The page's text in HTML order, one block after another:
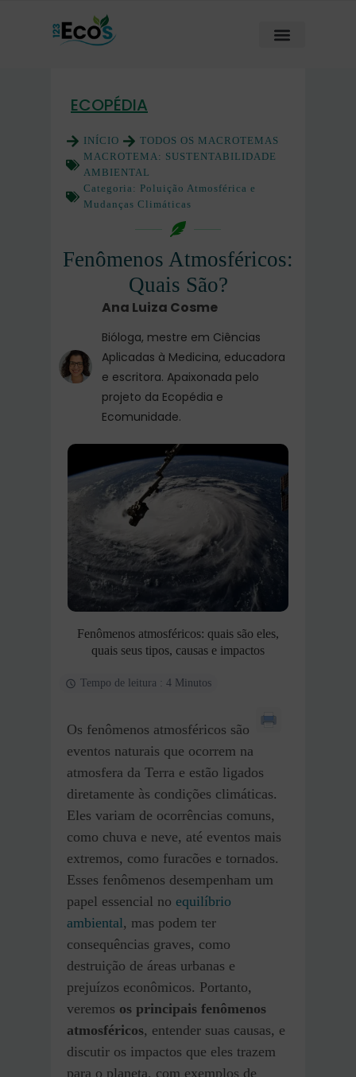
ECOPÉDIA
INÍCIO
TODOS OS MACROTEMAS
MACROTEMA: SUSTENTABILIDADE
AMBIENTAL
Categoria: Poluição Atmosférica e
Mudanças Climáticas
Fenômenos Atmosféricos:
Quais São?
Ana Luiza Cosme
Bióloga, mestre em Ciências
Aplicadas à Medicina, educadora
e escritora. Apaixonada pelo
projeto da Ecopédia e
Ecomunidade.
Fenômenos atmosféricos: quais são eles,
quais seus tipos, causas e impactos
Tempo de leitura : 4 Minutos
Os fenômenos atmosféricos são
eventos naturais que ocorrem na
atmosfera da Terra e estão ligados
diretamente às condições climáticas.
Eles variam de ocorrências comuns,
como chuva e neve, até eventos mais
extremos, como furacões e tornados.
Esses fenômenos desempenham um
papel essencial no equilíbrio
ambiental, mas podem ter
consequências graves, como
destruição de áreas urbanas e
prejuízos econômicos. Portanto,
veremos os principais fenômenos
atmosféricos, entender suas causas, e
discutir os impactos que eles trazem
para o planeta, com exemplos de